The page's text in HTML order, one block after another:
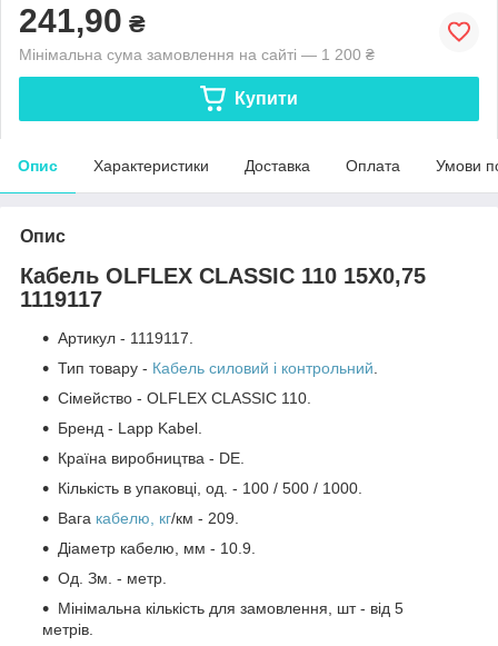
241,90 ₴
Мінімальна сума замовлення на сайті — 1 200 ₴
Купити
Опис Характеристики Доставка Оплата Умови
Опис
Кабель OLFLEX CLASSIC 110 15X0,75
1119117
Артикул - 1119117.
Тип товару - Кабель силовий і контрольний.
Сімейство - OLFLEX CLASSIC 110.
Бренд - Lapp Kabel.
Країна виробництва - DE.
Кількість в упаковці, од. - 100 / 500 / 1000.
Вага кабелю, кг/км - 209.
Діаметр кабелю, мм - 10.9.
Од. Зм. - метр.
Мінімальна кількість для замовлення, шт - від 5
метрів.